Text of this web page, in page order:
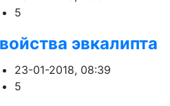
5
эвкалипта
23-01-2018, 08:39
5